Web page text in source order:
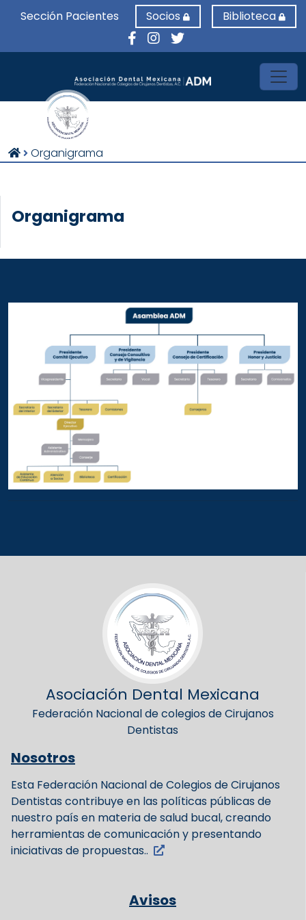
Sección Pacientes Socios Biblioteca
Organigrama
Organigrama
Asociación Dental Mexicana
Federación Nacional de colegios de Cirujanos
Dentistas
Nosotros
Esta Federación Nacional de Colegios de Cirujanos
Dentistas contribuye en las políticas públicas de
nuestro país en materia de salud bucal, creando
herramientas de comunicación y presentando
iniciativas de propuestas..
Avisos